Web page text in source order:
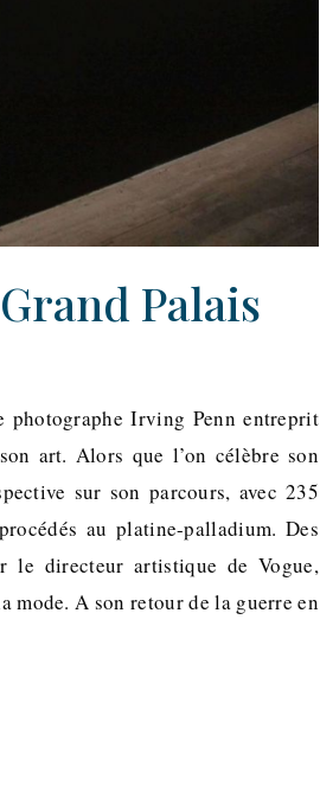
Palais
Irving Penn entreprit
art. Alors que l’on célèbre son
sur son parcours, avec 235
au platine-palladium. Des
le directeur artistique de Vogue,
mode. A son retour de la guerre en